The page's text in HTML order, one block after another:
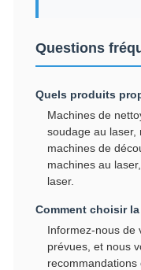
Questions
Quels produits
Machines de
soudage au laser,
machines de
machines au
laser.
Comment choisir
Informez-nous de
prévues, et nous